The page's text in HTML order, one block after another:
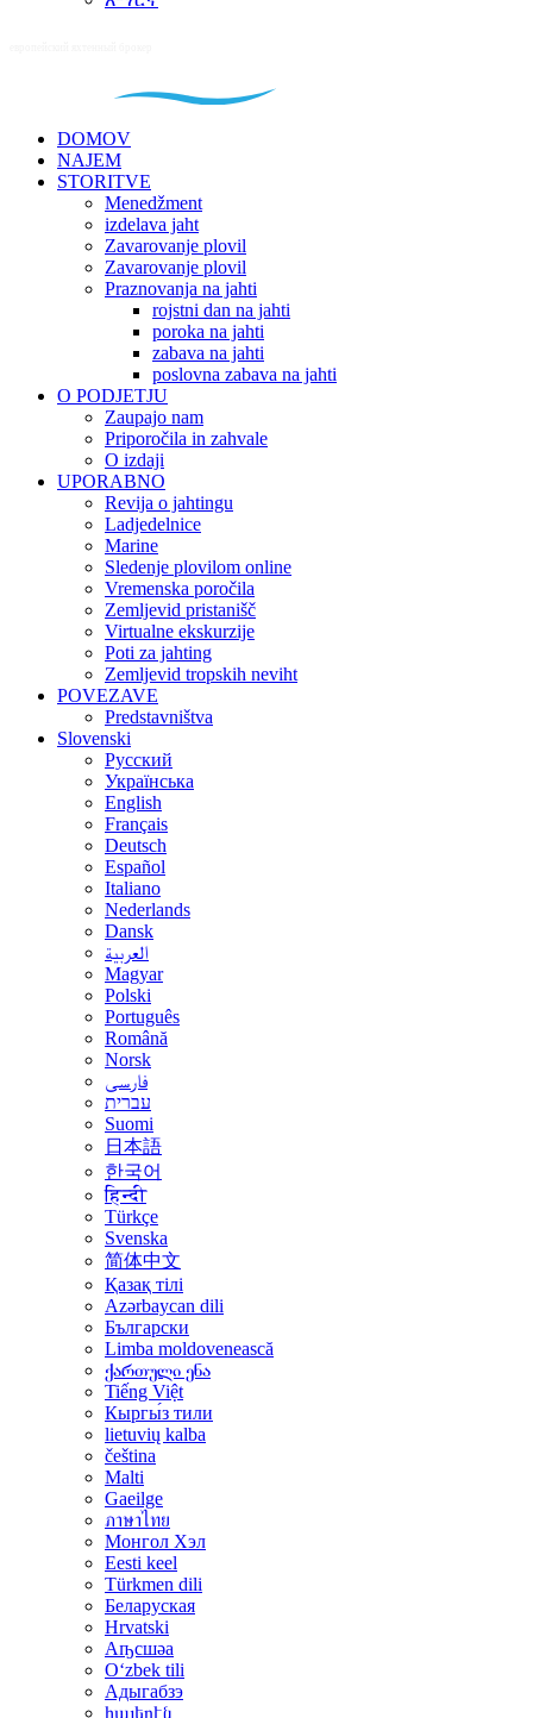
DOMOV
NAJEM
STORITVE
Menedžment
izdelava jaht
Zavarovanje plovil
Zavarovanje plovil
Praznovanja na jahti
rojstni dan na jahti
poroka na jahti
zabava na jahti
poslovna zabava na jahti
O PODJETJU
Zaupajo nam
Priporočila in zahvale
O izdaji
UPORABNO
Revija o jahtingu
Ladjedelnice
Marine
Sledenje plovilom online
Vremenska poročila
Zemljevid pristanišč
Virtualne ekskurzije
Poti za jahting
Zemljevid tropskih neviht
POVEZAVE
Predstavništva
Slovenski
Русский
Українська
English
Français
Deutsch
Español
Italiano
Nederlands
Dansk
العربية
Magyar
Polski
Português
Română
Norsk
فارسی
עברית
Suomi
日本語
한국어
हिन्दी
Türkçe
Svenska
简体中文
Қазақ тілі
Azərbaycan dili
Български
Limba moldovenească
ქართული ენა
Tiếng Việt
Кыргы́з тили
lietuvių kalba
čeština
Malti
Gaeilge
ภาษาไทย
Монгол Хэл
Eesti keel
Türkmen dili
Беларуская
Hrvatski
Аҧсшәа
Oʻzbek tili
Адыгабзэ
հայերէն